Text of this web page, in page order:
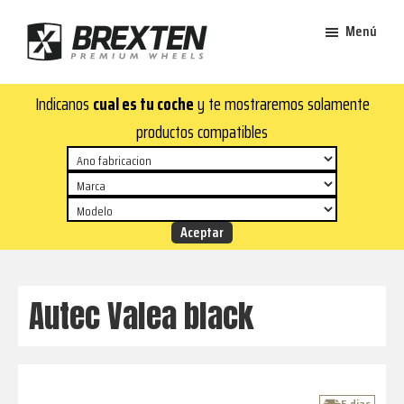
contenido
principal
de
página
Brexten
aluminio
premium
¡En
Brexten.com
encontrarás
aluminio
top!
y
estilo
Menú
Indicanos cual es tu cochey te mostraremos solamente
productos compatibles
Autec Valea black